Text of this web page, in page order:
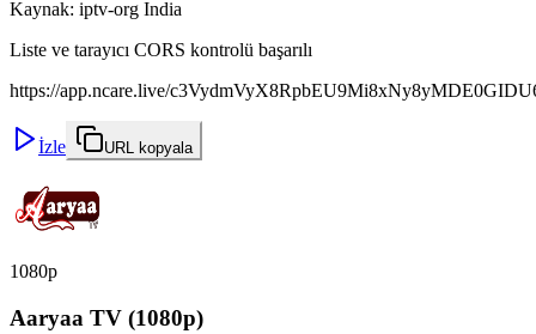
Kaynak: iptv-org India
Liste ve tarayıcı CORS kontrolü başarılı
https://app.ncare.live/
İzle URL kopyala
1080p
Aaryaa TV (1080p)